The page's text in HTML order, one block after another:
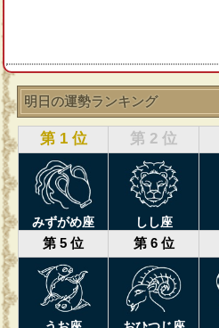
明日の運勢ランキング
第 1 位 第 2 位
みずがめ座 しし座
第 5 位 第 6 位